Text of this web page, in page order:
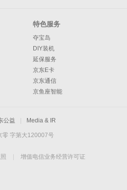
特色服务
夺宝岛
DIY装机
延保服务
京东E卡
京东通信
京鱼座智能
公益 Media & IR
零 字第大120007号
增值电信业务经营许可证